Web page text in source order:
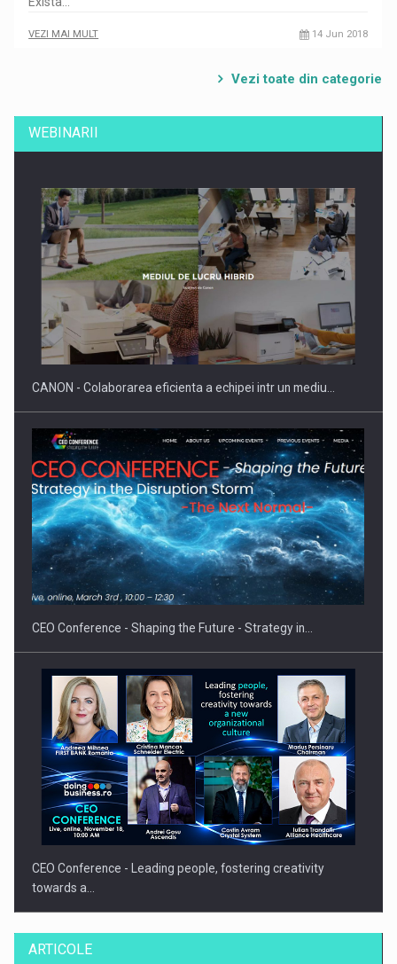
VEZI MAI MULT 14 Jun 2018
Vezi toate din categorie
WEBINARII
CANON - Colaborarea eficienta a echipei intr un mediu…
CEO Conference - Shaping the Future - Strategy in…
CEO Conference - Leading people, fostering creativity
towards a…
ARTICOLE